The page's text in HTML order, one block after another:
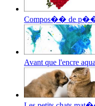
Compos�� de
Avant que l'encre